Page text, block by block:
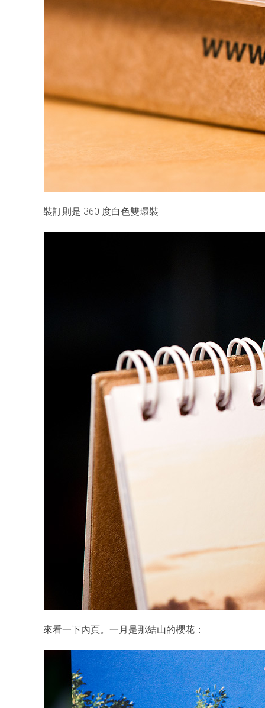
裝訂則是 360 度白色雙環裝
來看一下內頁。一月是那結山的櫻花：